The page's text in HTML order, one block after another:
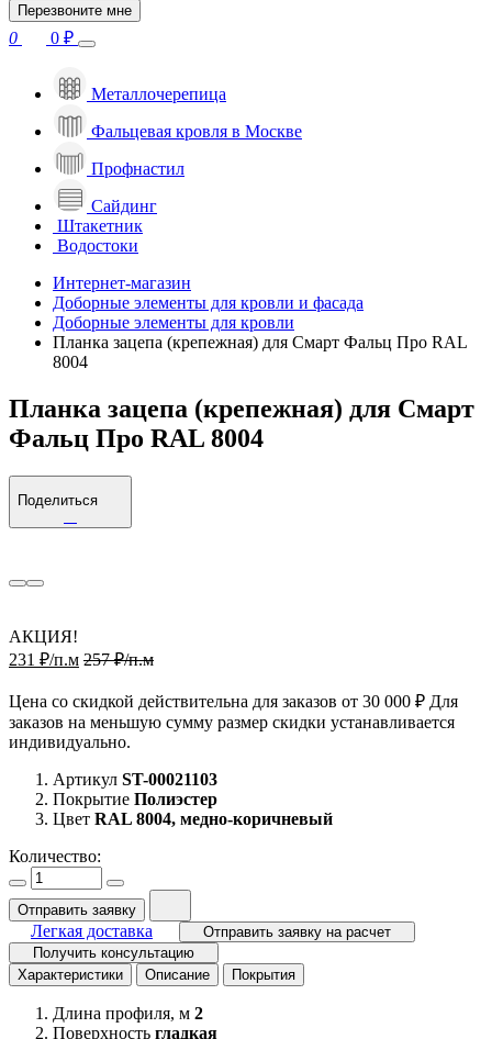
Перезвоните мне
0 0 ₽
Металлочерепица
Фальцевая кровля в Москве
Профнастил
Сайдинг
Штакетник
Водостоки
Интернет-магазин
Доборные элементы для кровли и фасада
Доборные элементы для кровли
Планка зацепа (крепежная) для Смарт Фальц Про RAL
8004
Планка зацепа (крепежная) для Смарт
Фальц Про RAL 8004
Поделиться
АКЦИЯ!
231 ₽/п.м 257 ₽/п.м
Цена со скидкой действительна для заказов от 30 000 ₽ Для
заказов на меньшую сумму размер скидки устанавливается
индивидуально.
Артикул ST-00021103
Покрытие Полиэстер
Цвет RAL 8004, медно-коричневый
Количество:
Отправить заявку
Легкая доставка
Отправить заявку на расчет
Получить консультацию
Характеристики
Описание Покрытия
Длина профиля, м 2
Поверхность гладкая